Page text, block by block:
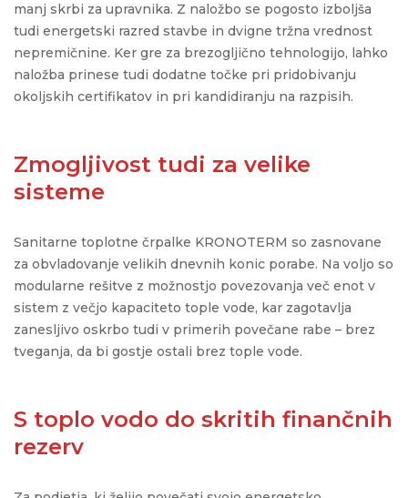
manj skrbi za upravnika. Z naložbo se pogosto izboljša
tudi energetski razred stavbe in dvigne tržna vrednost
nepremičnine. Ker gre za brezogljično tehnologijo, lahko
naložba prinese tudi dodatne točke pri pridobivanju
okoljskih certifikatov in pri kandidiranju na razpisih.
Zmogljivost tudi za velike
sisteme
Sanitarne toplotne črpalke KRONOTERM so zasnovane
za obvladovanje velikih dnevnih konic porabe. Na voljo so
modularne rešitve z možnostjo povezovanja več enot v
sistem z večjo kapaciteto tople vode, kar zagotavlja
zanesljivo oskrbo tudi v primerih povečane rabe – brez
tveganja, da bi gostje ostali brez tople vode.
S toplo vodo do skritih finančnih
rezerv